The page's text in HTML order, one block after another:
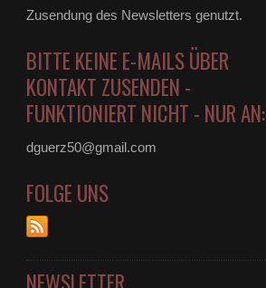
Zusendung des Newsletters genutzt.
BITTE KEINE E-MAILS ÜBER
KONTAKT ZUSENDEN -
FUNKTIONIERT NICHT - NUR AN:
dguerz50@gmail.com
FOLGE UNS